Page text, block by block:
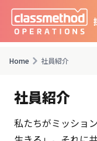
Home 社員紹介
社員紹介
私たちがミッショ